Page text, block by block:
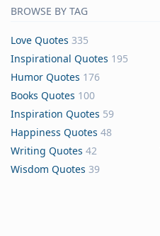
BROWSE BY TAG
Love Quotes 335
Inspirational Quotes 195
Humor Quotes 176
Books Quotes 100
Inspiration Quotes 59
Happiness Quotes 48
Writing Quotes 42
Wisdom Quotes 39